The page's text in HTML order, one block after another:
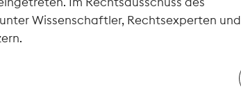
Wissenschaftler, Rechtsexperten und